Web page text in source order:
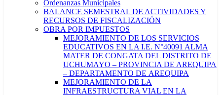
Ordenanzas Municipales
BALANCE SEMESTRAL DE ACTIVIDADES Y
RECURSOS DE FISCALIZACIÓN
OBRA POR IMPUESTOS
MEJORAMIENTO DE LOS SERVICIOS
EDUCATIVOS EN LA I.E. N°40091 ALMA
MATER DE CONGATA DEL DISTRITO DE
UCHUMAYO – PROVINCIA DE AREQUIPA
– DEPARTAMENTO DE AREQUIPA
MEJORAMIENTO DE LA
INFRAESTRUCTURA VIAL EN LA